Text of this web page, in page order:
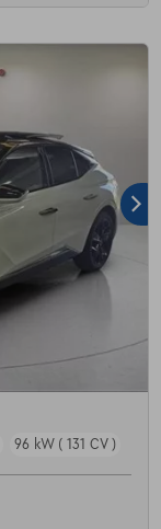
96 kW ( 131 CV )